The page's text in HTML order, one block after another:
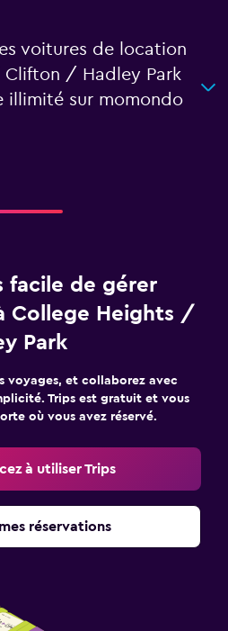
voitures de location
/ Hadley Park
illimité sur momondo
facile de gérer
College Heights /
Park
voyages, et collaborez avec
Trips est gratuit et vous
où vous avez réservé.
à utiliser Trips
réservations